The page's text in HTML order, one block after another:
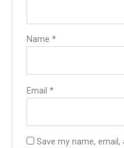
Name*
Email*
Save my name,